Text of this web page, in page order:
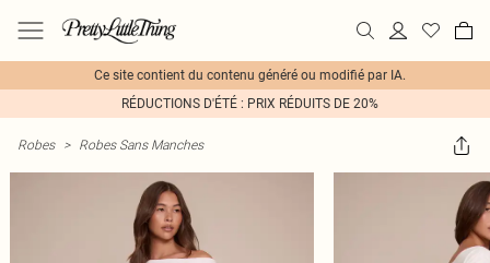
Ce site contient du contenu généré ou modifié par IA.
RÉDUCTIONS D'ÉTÉ : PRIX RÉDUITS DE 20%
Robes > Robes Sans Manches